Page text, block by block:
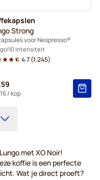
Strong
voor Nespresso®
10 Intensiteit
4.7(1.245)
/ kop
met XO Noir!
koffie is een perfecte
Wat je direct proeft?